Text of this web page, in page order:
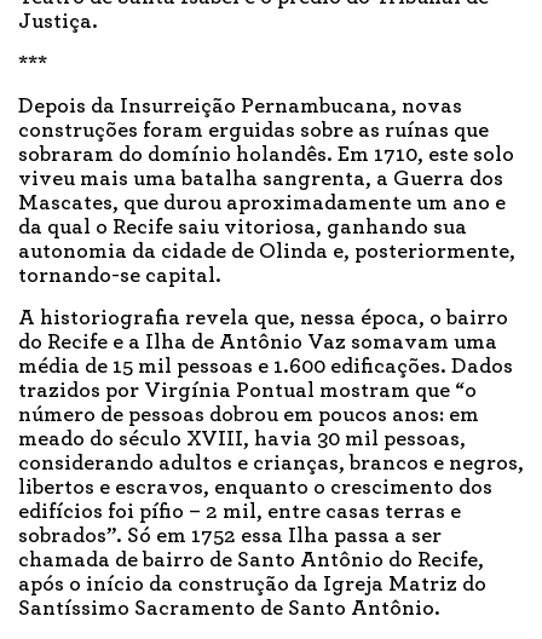
Justiça.
***
Depois da Insurreição Pernambucana, novas
construções foram erguidas sobre as ruínas que
sobraram do domínio holandês. Em 1710, este solo
viveu mais uma batalha sangrenta, a Guerra dos
Mascates, que durou aproximadamente um ano e
da qual o Recife saiu vitoriosa, ganhando sua
autonomia da cidade de Olinda e, posteriormente,
tornando-se capital.
A historiografia revela que, nessa época, o bairro
do Recife e a Ilha de Antônio Vaz somavam uma
média de 15 mil pessoas e 1.600 edificações. Dados
trazidos por Virgínia Pontual mostram que “o
número de pessoas dobrou em poucos anos: em
meado do século XVIII, havia 30 mil pessoas,
considerando adultos e crianças, brancos e negros,
libertos e escravos, enquanto o crescimento dos
edifícios foi pífio – 2 mil, entre casas terras e
sobrados”. Só em 1752 essa Ilha passa a ser
chamada de bairro de Santo Antônio do Recife,
após o início da construção da Igreja Matriz do
Santíssimo Sacramento de Santo Antônio.